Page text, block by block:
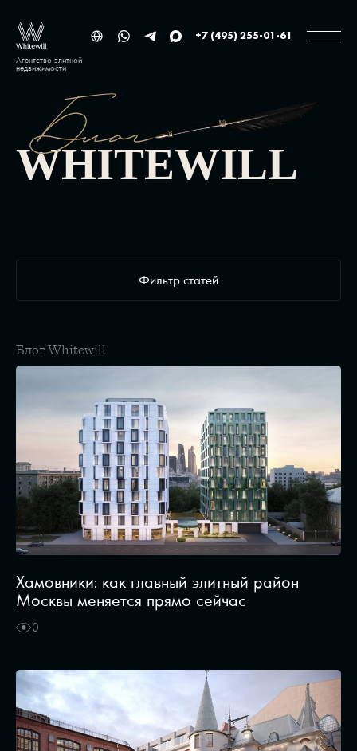
Агентство элитной
недвижимости
+7 (495) 255-01-61
WHITEWILL
Фильтр статей
Блог Whitewill
Хамовники: как главный элитный район
Москвы меняется прямо сейчас
0